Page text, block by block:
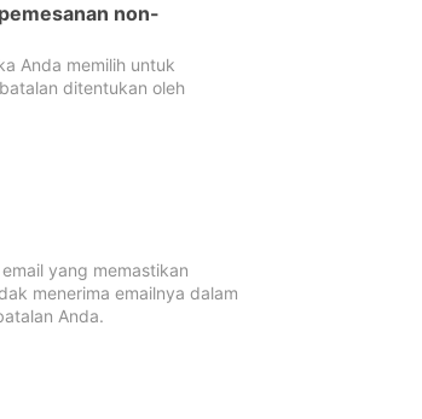
non-
Anda memilih untuk
ditentukan oleh
yang memastikan
menerima emailnya dalam
Anda.